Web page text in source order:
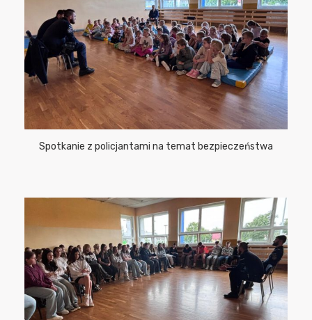
Spotkanie z policjantami na temat bezpieczeństwa